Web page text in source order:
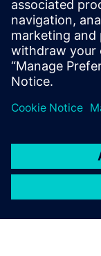
Software má na
důvodu pomáhají
dvojčatech stroje
prostředků. Se
softwaru PLC ve
modularitu.